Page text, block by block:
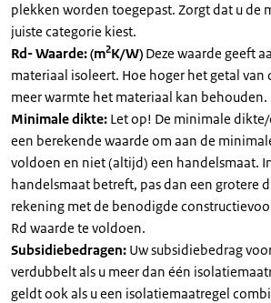
plekken worden toegepast. Zorgt dat u de
juiste categorie kiest.
Rd- Waarde: (m2K/W) Deze waarde geeft
materiaal isoleert. Hoe hoger het getal van
meer warmte het materiaal kan behouden.
Minimale dikte: Let op! De minimale
een berekende waarde om aan de
voldoen en niet (altijd) een handelsmaat.
handelsmaat betreft, pas dan een grotere
rekening met de benodigde
Rd waarde te voldoen.
Subsidiebedragen: Uw subsidiebedrag
verdubbelt als u meer dan één
geldt ook als u een isolatiemaatregel